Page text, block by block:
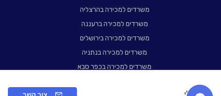
בית יוניצ'י
משרדים למכירה בהרצליה
משרדים למכירה ברעננה
משרדים למכירה בירושלים
משרדים למכירה בנתניה
משרדים למכירה בכפר סבא